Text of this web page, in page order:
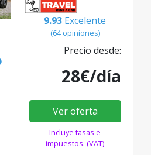
9.93 Excelente
(64 opiniones)
Precio desde:
28€/día
Ver oferta
Incluye tasas e
impuestos. (VAT)